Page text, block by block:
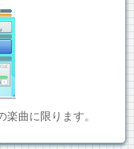
曲に限ります。